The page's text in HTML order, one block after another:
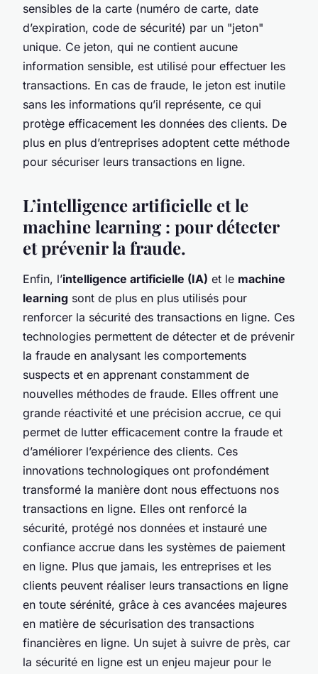
sensibles de la carte (numéro de carte, date
d’expiration, code de sécurité) par un "jeton"
unique. Ce jeton, qui ne contient aucune
information sensible, est utilisé pour effectuer les
transactions. En cas de fraude, le jeton est inutile
sans les informations qu’il représente, ce qui
protège efficacement les données des clients. De
plus en plus d’entreprises adoptent cette méthode
pour sécuriser leurs transactions en ligne.
L’intelligence artificielle et le
machine learning : pour détecter
et prévenir la fraude.
Enfin, l’intelligence artificielle (IA) et le machine
learning sont de plus en plus utilisés pour
renforcer la sécurité des transactions en ligne. Ces
technologies permettent de détecter et de prévenir
la fraude en analysant les comportements
suspects et en apprenant constamment de
nouvelles méthodes de fraude. Elles offrent une
grande réactivité et une précision accrue, ce qui
permet de lutter efficacement contre la fraude et
d’améliorer l’expérience des clients. Ces
innovations technologiques ont profondément
transformé la manière dont nous effectuons nos
transactions en ligne. Elles ont renforcé la
sécurité, protégé nos données et instauré une
confiance accrue dans les systèmes de paiement
en ligne. Plus que jamais, les entreprises et les
clients peuvent réaliser leurs transactions en ligne
en toute sérénité, grâce à ces avancées majeures
en matière de sécurisation des transactions
financières en ligne. Un sujet à suivre de près, car
la sécurité en ligne est un enjeu majeur pour le